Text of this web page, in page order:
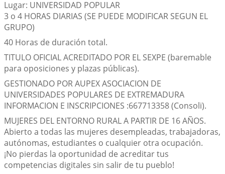
Lugar: UNIVERSIDAD POPULAR
3 o 4 HORAS DIARIAS (SE PUEDE MODIFICAR SEGUN EL
GRUPO)
40 Horas de duración total.
TITULO OFICIAL ACREDITADO POR EL SEXPE (baremable
para oposiciones y plazas públicas).
GESTIONADO POR AUPEX ASOCIACION DE
UNIVERSIDADES POPULARES DE EXTREMADURA
INFORMACION E INSCRIPCIONES :667713358 (Consoli).
MUJERES DEL ENTORNO RURAL A PARTIR DE 16 AÑOS.
Abierto a todas las mujeres desempleadas, trabajadoras,
autónomas, estudiantes o cualquier otra ocupación.
¡No pierdas la oportunidad de acreditar tus
competencias digitales sin salir de tu pueblo!